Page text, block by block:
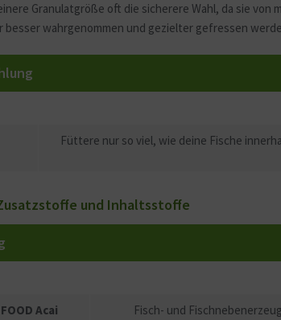
Granulatgröße oft die sicherere Wahl, da sie
wahrgenommen und gezielter gefressen
Füttere nur so viel, wie deine Fische
und Inhaltsstoffe
Acai Fisch- und